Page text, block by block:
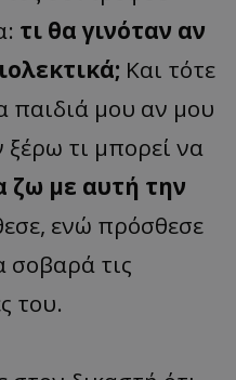
τι θα γινόταν αν
Και τότε
παιδιά μου αν μου
ξέρω τι μπορεί να
ζω με αυτή την
ενώ πρόσθεσε
σοβαρά τις
του.